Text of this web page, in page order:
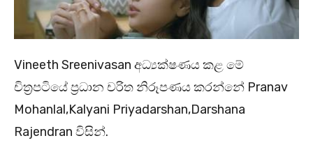
Vineeth Sreenivasan අධ්‍යක්ෂණය කළ මේ
චිත්‍රපටියේ ප්‍රධාන චරිත නිරූපණය කරන්නේ Pranav
Mohanlal,Kalyani Priyadarshan,Darshana
Rajendran විසින්.